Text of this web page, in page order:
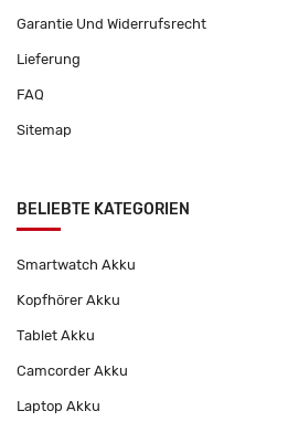
Garantie Und Widerrufsrecht
Lieferung
FAQ
Sitemap
BELIEBTE KATEGORIEN
Smartwatch Akku
Kopfhörer Akku
Tablet Akku
Camcorder Akku
Laptop Akku